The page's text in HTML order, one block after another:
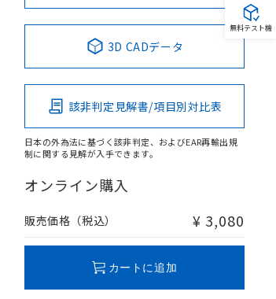
3D CADデータ
該非判定見解書/項目別対比表
日本の外為法に基づく該非判定、およびEAR再輸出規
制に関する見解が入手できます。
オンライン購入
販売価格（税込） ¥ 3,080
カートに追加
無料テスト機